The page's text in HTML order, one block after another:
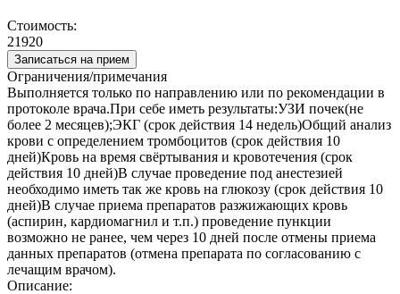
Стоимость:
21920
Записаться на прием
Ограничения/примечания
Выполняется только по направлению или по рекомендации в
протоколе врача.При себе иметь результаты:УЗИ почек(не
более 2 месяцев);ЭКГ (срок действия 14 недель)Общий анализ
крови с определением тромбоцитов (срок действия 10
дней)Кровь на время свёртывания и кровотечения (срок
действия 10 дней)В случае проведение под анестезией
необходимо иметь так же кровь на глюкозу (срок действия 10
дней)В случае приема препаратов разжижающих кровь
(аспирин, кардиомагнил и т.п.) проведение пункции
возможно не ранее, чем через 10 дней после отмены приема
данных препаратов (отмена препарата по согласованию с
лечащим врачом).
Описание: